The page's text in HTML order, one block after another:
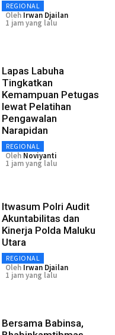
REGIONAL
Oleh Irwan Djailan
1 jam yang lalu
Lapas Labuha
Tingkatkan
Kemampuan Petugas
lewat Pelatihan
Pengawalan
Narapidan
REGIONAL
Oleh Noviyanti
1 jam yang lalu
Itwasum Polri Audit
Akuntabilitas dan
Kinerja Polda Maluku
Utara
REGIONAL
Oleh Irwan Djailan
1 jam yang lalu
Bersama Babinsa,